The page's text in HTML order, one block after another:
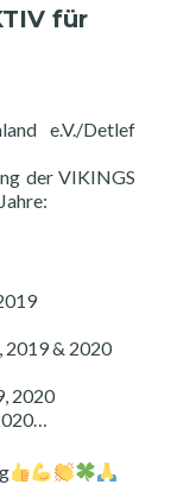
für
e.V./Detlef
der VIKINGS
2019 & 2020
2020